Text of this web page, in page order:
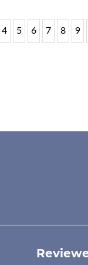
4 5 6 7 8 9